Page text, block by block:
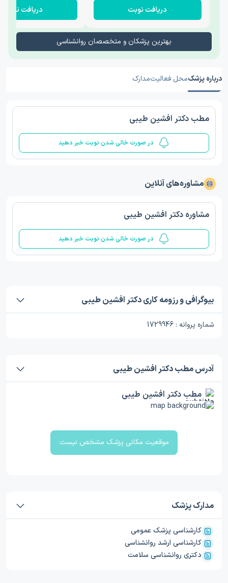
دریافت نوبت دریافت نوبت
بهترین پزشکان و متخصصان روانشناسی
درباره پزشکمحل فعالیتمدارک
مطب دکتر افشین طیبی
در صورت خالی شدن نوبت خبر دهید
مشاوره‌های آنلاین
مشاوره دکتر افشین طیبی
در صورت خالی شدن نوبت خبر دهید
بیوگرافی و رزومه کاری دکتر افشین طیبی
شماره پروانه : 1729946
آدرس مطب دکتر افشین طیبی
مطب دکتر افشین طیبی
موقعیت مکانی پزشک مشخص نیست
مدارک پزشک
کارشناسی پزشک عمومی
کارشناسی ارشد روانشناسی
دکتری روانشناسی سلامت